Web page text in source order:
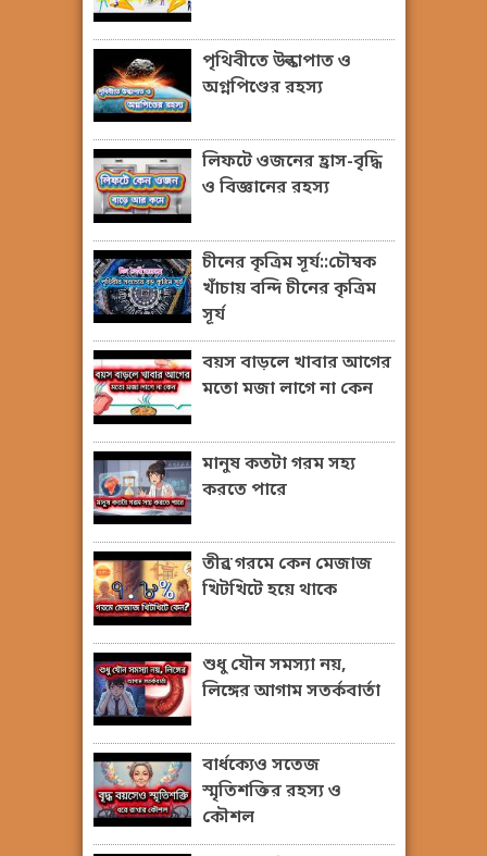
পৃথিবীতে উল্কাপাত ও
অগ্নপিণ্ডের রহস্য
লিফটে ওজনের হ্রাস-বৃদ্ধি
ও বিজ্ঞানের রহস্য
চীনের কৃত্রিম সূর্য::চৌম্বক
খাঁচায় বন্দি চীনের কৃত্রিম
সূর্য
বয়স বাড়লে খাবার আগের
মতো মজা লাগে না কেন
মানুষ কতটা গরম সহ্য
করতে পারে
তীব্র গরমে কেন মেজাজ
খিটখিটে হয়ে থাকে
শুধু যৌন সমস্যা নয়,
লিঙ্গের আগাম সতর্কবার্তা
বার্ধক্যেও সতেজ
স্মৃতিশক্তির রহস্য ও
কৌশল